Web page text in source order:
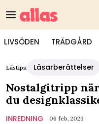
LIVSÖDEN TRÄDGÅRD
Lästips: Läsarberättelser
Nostalgitripp
du
INREDNING 06 feb, 2023